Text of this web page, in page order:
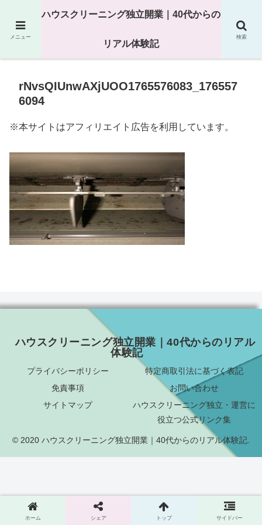
25年以上の現場経験をもとにハウスクリーニング独立の現実
rNvsQIUnwAXjUOO1765576083_176557
6094
※本サイトはアフィリエイト広告を利用しています。
ハウスクリーニング独立開業｜40代からのリアル
体験記
プライバシーポリシー
特定商取引法に基づく表記
免責事項
お問い合わせ
サイトマップ
ハウスクリーニング独立・運営に
役立つ公式リンク集
© 2020 ハウスクリーニング独立開業｜40代からのリアル体験記.
メニュー
ハウスクリーニング独立開業｜40代からの
リアル体験記
検索
ホーム シェア トップ サイドバー